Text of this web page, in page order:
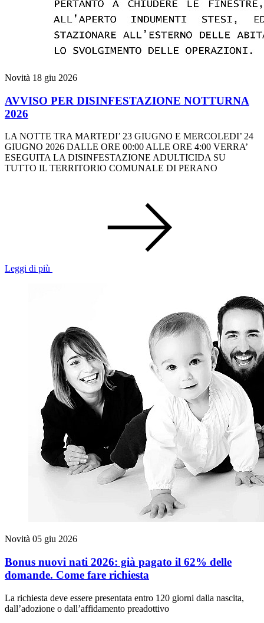
Novità 18 giu 2026
AVVISO PER DISINFESTAZIONE NOTTURNA
2026
LA NOTTE TRA MARTEDI’ 23 GIUGNO E MERCOLEDI’ 24
GIUGNO 2026 DALLE ORE 00:00 ALLE ORE 4:00 VERRA’
ESEGUITA LA DISINFESTAZIONE ADULTICIDA SU
TUTTO IL TERRITORIO COMUNALE DI PERANO
Leggi di più
Novità 05 giu 2026
Bonus nuovi nati 2026: già pagato il 62% delle
domande. Come fare richiesta
La richiesta deve essere presentata entro 120 giorni dalla nascita,
dall’adozione o dall’affidamento preadottivo